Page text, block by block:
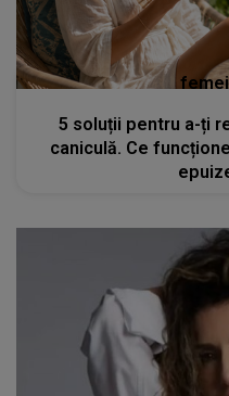
5 soluții pentru a-ți
caniculă. Ce